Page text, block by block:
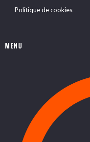
Politique de cookies
MENU